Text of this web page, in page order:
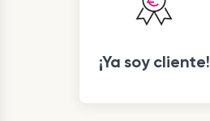
¡Ya soy cliente!